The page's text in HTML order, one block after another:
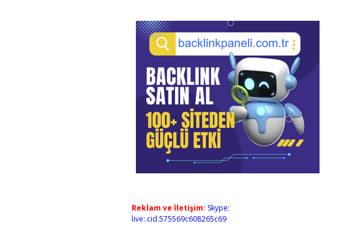
Reklam ve İletişim: Skype:
live:.cid.575569c608265c69